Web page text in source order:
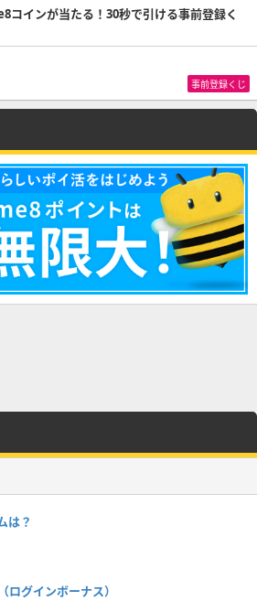
コインが当たる！30秒で引ける事前登録く
事前登録くじ
は？
ログインボーナス）